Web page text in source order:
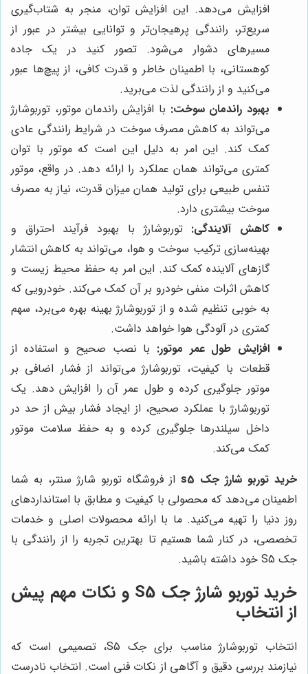
افزایش می‌دهد. این افزایش توان، منجر به شتاب‌گیری
سریع‌تر، رانندگی پرهیجان‌تر و توانایی بیشتر در عبور از
مسیرهای دشوار می‌شود. تصور کنید در یک جاده
کوهستانی، با اطمینان خاطر و قدرت کافی، از پیچ‌ها عبور
می‌کنید و از رانندگی لذت می‌برید.
بهبود راندمان سوخت: با افزایش راندمان موتور، توربوشارژ
می‌تواند به کاهش مصرف سوخت در شرایط رانندگی عادی
کمک کند. این امر به دلیل این است که موتور با توان
کمتری می‌تواند همان عملکرد را ارائه دهد. در واقع، موتور
تنفس طبیعی برای تولید همان میزان قدرت، نیاز به مصرف
سوخت بیشتری دارد.
کاهش آلایندگی: توربوشارژ با بهبود فرآیند احتراق و
بهینه‌سازی ترکیب سوخت و هوا، می‌تواند به کاهش انتشار
گازهای آلاینده کمک کند. این امر به حفظ محیط زیست و
کاهش اثرات منفی خودرو بر آن کمک می‌کند. خودرویی که
به خوبی تنظیم شده و از توربوشارژ بهینه بهره می‌برد، سهم
کمتری در آلودگی هوا خواهد داشت.
افزایش طول عمر موتور: با نصب صحیح و استفاده از
قطعات با کیفیت، توربوشارژ می‌تواند از فشار اضافی بر
موتور جلوگیری کرده و طول عمر آن را افزایش دهد. یک
توربوشارژ با عملکرد صحیح، از ایجاد فشار بیش از حد در
داخل سیلندرها جلوگیری کرده و به حفظ سلامت موتور
کمک می‌کند.
خرید توربو شارژ جک s5
از فروشگاه توربو شارژ سنتر، به شما
اطمینان می‌دهد که محصولی با کیفیت و مطابق با استانداردهای
روز دنیا را تهیه می‌کنید. ما با ارائه محصولات اصلی و خدمات
تخصصی، در کنار شما هستیم تا بهترین تجربه را از رانندگی با
جک S5 خود داشته باشید.
خرید توربو شارژ جک S5 و نکات مهم پیش
از انتخاب
انتخاب توربوشارژ مناسب برای جک S5، تصمیمی است که
نیازمند بررسی دقیق و آگاهی از نکات فنی است. انتخاب نادرست